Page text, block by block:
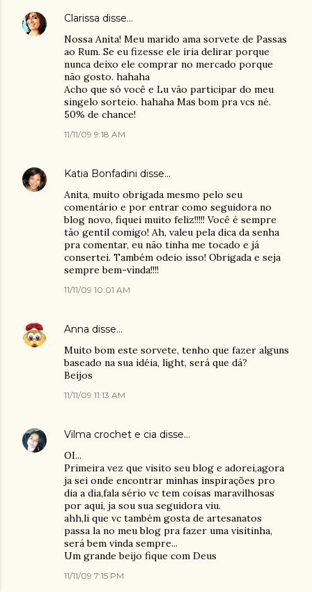
Clarissa disse…
Nossa Anita! Meu marido ama sorvete de Passas
ao Rum. Se eu fizesse ele iria delirar porque
nunca deixo ele comprar no mercado porque
não gosto. hahaha
Acho que só você e Lu vão participar do meu
singelo sorteio. hahaha Mas bom pra vcs né.
50% de chance!
11/11/09 9:18 AM
Katia Bonfadini disse…
Anita, muito obrigada mesmo pelo seu
comentário e por entrar como seguidora no
blog novo, fiquei muito feliz!!!!! Você é sempre
tão gentil comigo! Ah, valeu pela dica da senha
pra comentar, eu não tinha me tocado e já
consertei. Também odeio isso! Obrigada e seja
sempre bem-vinda!!!!
11/11/09 10:01 AM
Anna disse…
Muito bom este sorvete, tenho que fazer alguns
baseado na sua idéia, light, será que dá?
Beijos
11/11/09 11:13 AM
Vilma crochet e cia disse…
OI...
Primeira vez que visito seu blog e adorei,agora
ja sei onde encontrar minhas inspirações pro
dia a dia,fala sério vc tem coisas maravilhosas
por aqui, ja sou sua seguidora viu.
ahh,li que vc também gosta de artesanatos
passa la no meu blog pra fazer uma visitinha,
será bem vinda sempre...
Um grande beijo fique com Deus
11/11/09 7:15 PM